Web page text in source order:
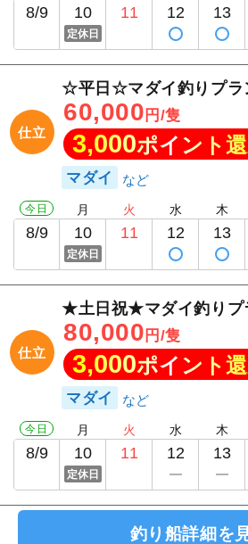
8/9 10
定休日
11 12 13
仕立
☆平日☆マダイ釣りプラ
60,000 円/隻
3,000ポイント
マダイ
今日
8/9
月
10
定休日
火
11
水
12
木
13
仕立
★土日祝★マダイ釣りプ
80,000 円/隻
3,000ポイント
マダイ
今日
8/9
月
10
定休日
火
11
水
12
木
13
釣り船詳細を